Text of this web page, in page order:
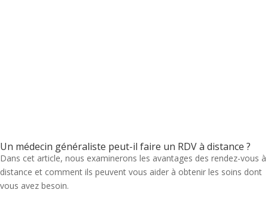
Un médecin généraliste peut-il faire un RDV à distance ?
Dans cet article, nous examinerons les avantages des rendez-vous à
distance et comment ils peuvent vous aider à obtenir les soins dont
vous avez besoin.